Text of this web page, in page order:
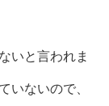
いと言われま
いないので、